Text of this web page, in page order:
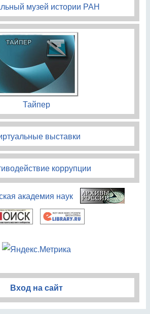
музей истории РАН
Тайпер
выставки
коррупции
Вход на сайт